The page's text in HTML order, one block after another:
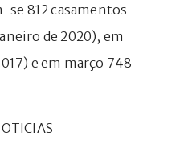
se 812 casamentos
de 2020), em
e em março 748